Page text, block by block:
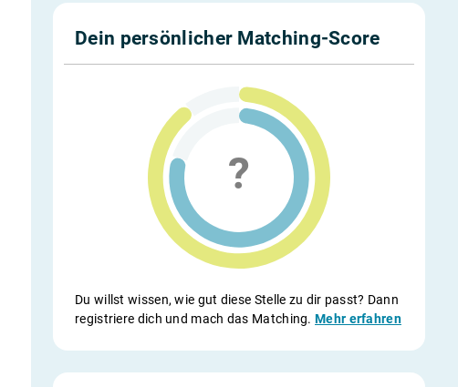
Dein persönlicher Matching-Score
Du willst wissen, wie gut diese Stelle zu dir passt? Dann
registriere dich und mach das Matching.Mehr erfahren